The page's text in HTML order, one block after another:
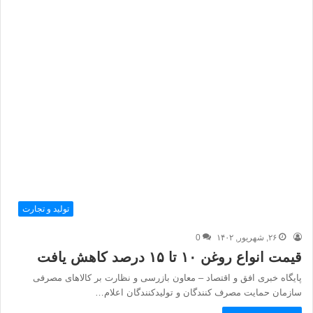
تولید و تجارت
۲۶, شهریور, ۱۴۰۲ 0
قیمت انواع روغن ۱۰ تا ۱۵ درصد کاهش یافت
پایگاه خبری افق و اقتصاد – معاون بازرسی و نظارت بر کالاهای مصرفی
سازمان حمایت مصرف کنندگان و تولیدکنندگان اعلام…